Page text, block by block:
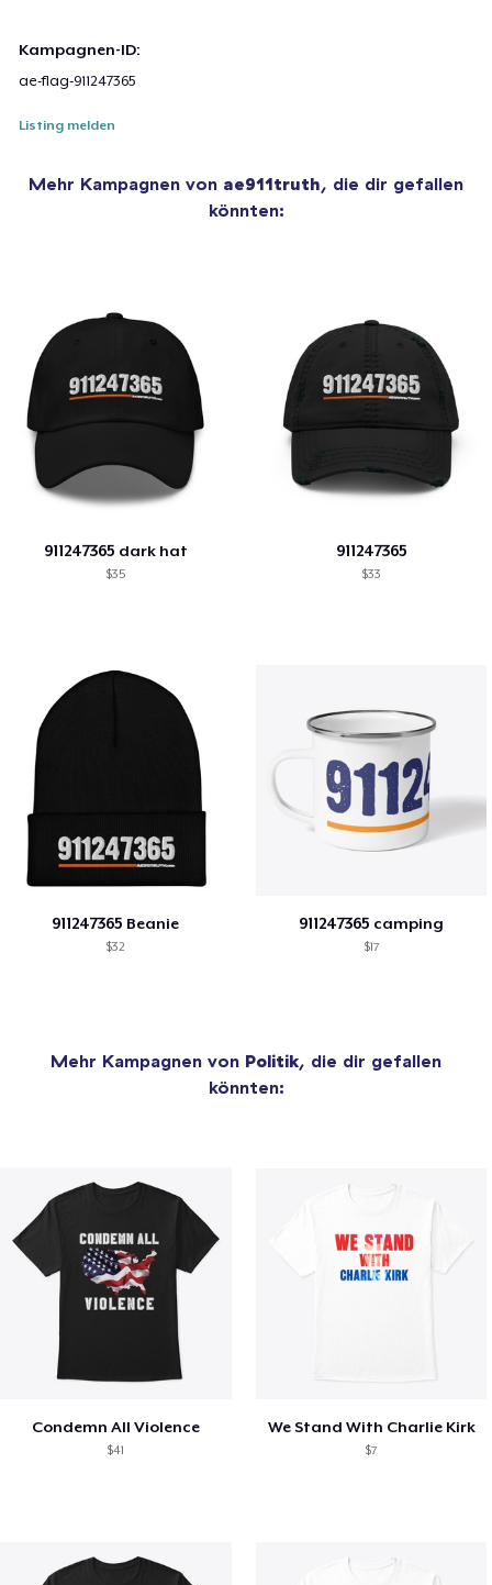
Kampagnen-ID:
ae-flag-911247365
Listing melden
Mehr Kampagnen von ae911truth, die dir gefallen
könnten:
911247365 dark hat
$35
911247365
$33
911247365 Beanie
$32
911247365 camping
$17
Mehr Kampagnen von Politik, die dir gefallen
könnten:
Condemn All Violence
$41
We Stand With Charlie Kirk
$7